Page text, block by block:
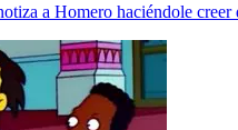
a Homero haciéndole